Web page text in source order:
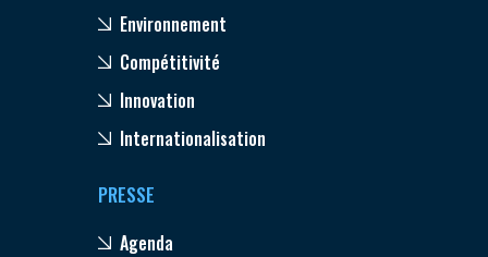
Environnement
Compétitivité
Innovation
Internationalisation
PRESSE
Agenda